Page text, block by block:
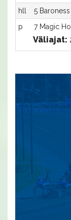
hll
5
p
7 Magic
Väliajat: